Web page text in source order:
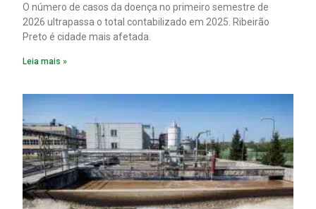
O número de casos da doença no primeiro semestre de
2026 ultrapassa o total contabilizado em 2025. Ribeirão
Preto é cidade mais afetada.
Leia mais »